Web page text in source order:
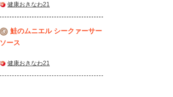
健康おきなわ21
3
鮭のムニエル シークァーサー
ソース
健康おきなわ21